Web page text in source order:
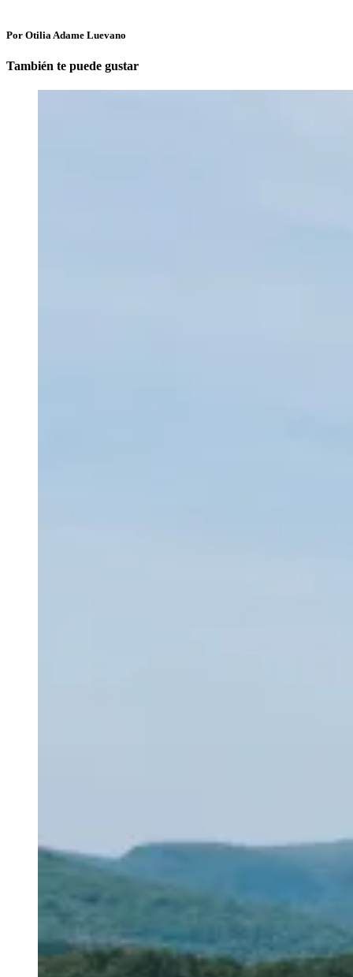
Por Otilia Adame Luevano
También te puede gustar